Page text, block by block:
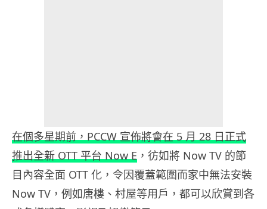
在個多星期前，PCCW 宣佈將會在 5 月 28 日正式
推出全新 OTT 平台 Now E ，彷如將 Now TV 的節
目內容全面 OTT 化，令因覆蓋範圍而家中無法安裝
Now TV，例如唐樓、村屋等用戶，都可以欣賞到各